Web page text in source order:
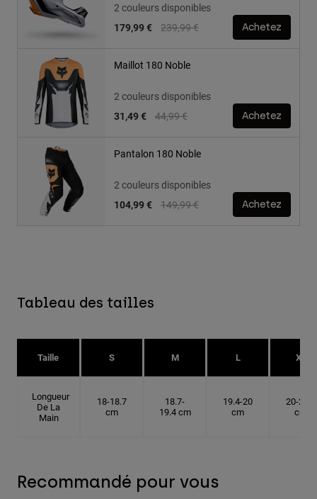
2 couleurs disponibles
Price reduced from
239,99 €to
179,99 € Achetez
Maillot 180 Noble
2 couleurs disponibles
Price reduced from
44,99 €to
31,49 € Achetez
Pantalon 180 Noble
2 couleurs disponibles
Price reduced from
149,99 €to
104,99 € Achetez
Tableau des tailles
Taille S M L XL
Longueur
De La
Main
18-18.7
cm
18.7-
19.4 cm
19.4-20
cm
20-20.6
cm
Recommandé pour vous